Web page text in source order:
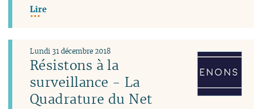
Lire
Résistons à la
surveillance - La
Quadrature du Net
Lundi 31 décembre 2018